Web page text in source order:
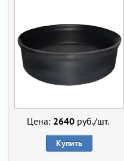
Цена: 2640руб./шт.
Купить